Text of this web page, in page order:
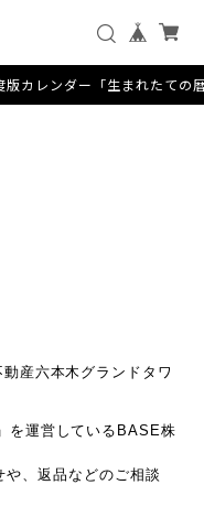
カレンダー「生まれたての
産六本木グランドタワ
を運営しているBASE株
、返品などのご相談